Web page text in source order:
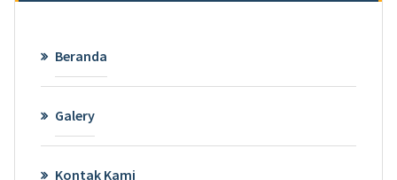
Beranda
Galery
Kontak Kami